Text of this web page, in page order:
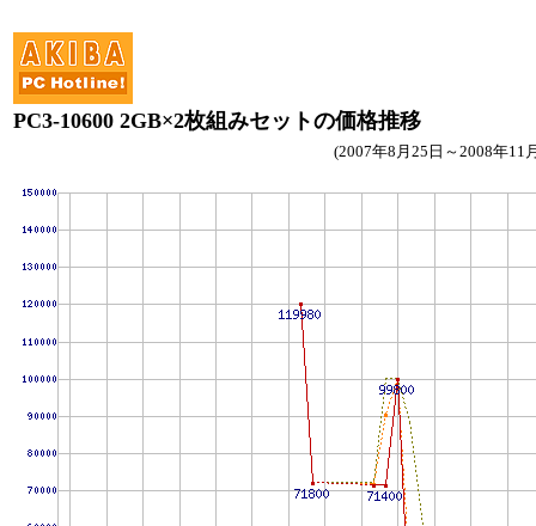
PC3-10600 2GB×2枚組みセットの価格推移
(2007年8月25日～2008年11